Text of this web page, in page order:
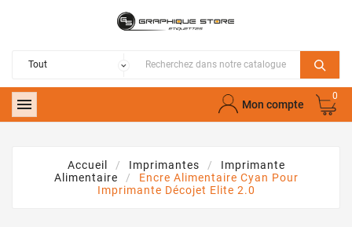
 Mon compte
0
Accueil Imprimantes
Imprimante
Alimentaire
Encre Alimentaire Cyan Pour
Imprimante Décojet Elite 2.0